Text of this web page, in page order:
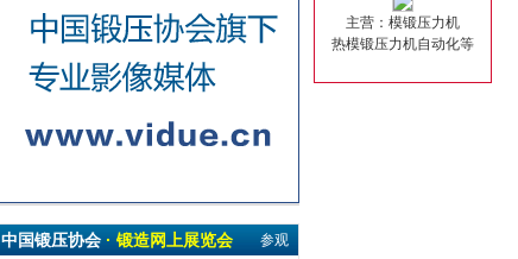
中国锻压协会 · 锻造网上展览会 参观
主营：模锻压力机
热模锻压力机自动化等